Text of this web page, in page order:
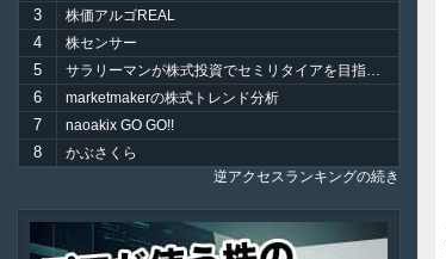
3 株価アルゴREAL
4 株センサー
5 サラリーマンが株式投資でセミリタイアを目指してみました。
6 marketmakerの株式トレンド分析
7 naoakix GO GO!!
8
かぶさくら
逆アクセスランキングの続き